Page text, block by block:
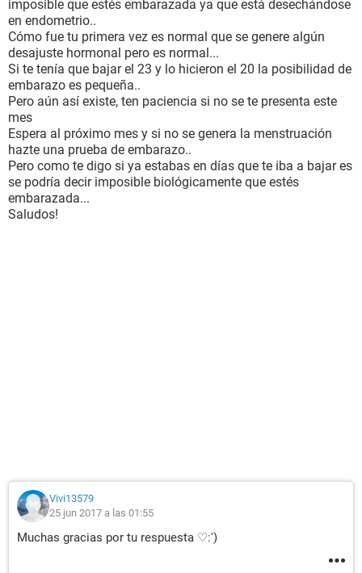
imposible que estés embarazada ya que está desechándose
en endometrio..
Cómo fue tu primera vez es normal que se genere algún
desajuste hormonal pero es normal...
Si te tenía que bajar el 23 y lo hicieron el 20 la posibilidad de
embarazo es pequeña..
Pero aún así existe, ten paciencia si no se te presenta este
mes
Espera al próximo mes y si no se genera la menstruación
hazte una prueba de embarazo..
Pero como te digo si ya estabas en días que te iba a bajar es
se podría decir imposible biológicamente que estés
embarazada...
Saludos!
Vivi13579
25 jun 2017 a las 01:55
Muchas gracias por tu respuesta ♡:')